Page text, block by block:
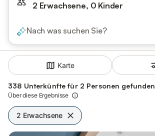
2 Erwachsene, 0 Kinder
Nach was suchen Sie?
Karte
338 Unterkünfte für 2 Personen gefunden
Über diese Ergebnisse
2 Erwachsene